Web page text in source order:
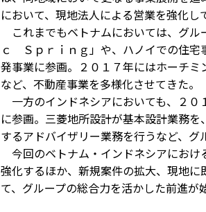
において、現地法人による営業を強化し
これまでもベトナムにおいては、グル
ｃ Ｓｐｒｉｎｇ」や、ハノイでの住
発事業に参画。２０１７年にはホーチ
など、不動産事業を多様化させてきた。
一方のインドネシアにおいても、２
に参画。三菱地所設計が基本設計業務
するアドバイザリー業務を行うなど、
今回のベトナム・インドネシアにおけ
強化するほか、新規案件の拡大、現地
て、グループの総合力を活かした前進が